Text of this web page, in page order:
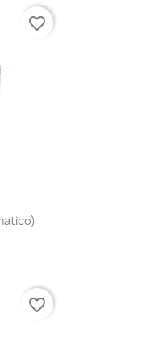
favorite_border
favorite_border